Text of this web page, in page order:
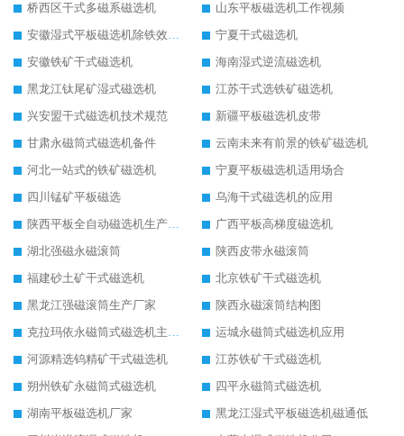
桥西区干式多磁系磁选机
山东平板磁选机工作视频
安徽湿式平板磁选机除铁效果怎么样
宁夏干式磁选机
安徽铁矿干式磁选机
海南湿式逆流磁选机
黑龙江钛尾矿湿式磁选机
江苏干式选铁矿磁选机
兴安盟干式磁选机技术规范
新疆平板磁选机皮带
甘肃永磁筒式磁选机备件
云南未来有前景的铁矿磁选机
河北一站式的铁矿磁选机
宁夏平板磁选机适用场合
四川锰矿平板磁选
乌海干式磁选机的应用
陕西平板全自动磁选机生产厂家
广西平板高梯度磁选机
湖北强磁永磁滚筒
陕西皮带永磁滚筒
福建砂土矿干式磁选机
北京铁矿干式磁选机
黑龙江强磁滚筒生产厂家
陕西永磁滚筒结构图
克拉玛依永磁筒式磁选机主要技术参数
运城永磁筒式磁选机应用
河源精选钨精矿干式磁选机
江苏铁矿干式磁选机
朔州铁矿永磁筒式磁选机
四平永磁筒式磁选机
湖南平板磁选机厂家
黑龙江湿式平板磁选机磁通低